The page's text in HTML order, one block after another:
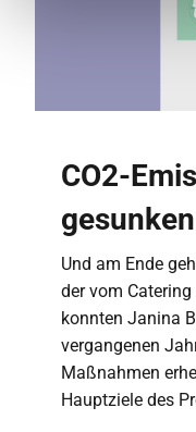
CO2-
gesunken
Und am Ende
der vom
konnten Janina
vergangenen
Maßnahmen
Hauptziele des